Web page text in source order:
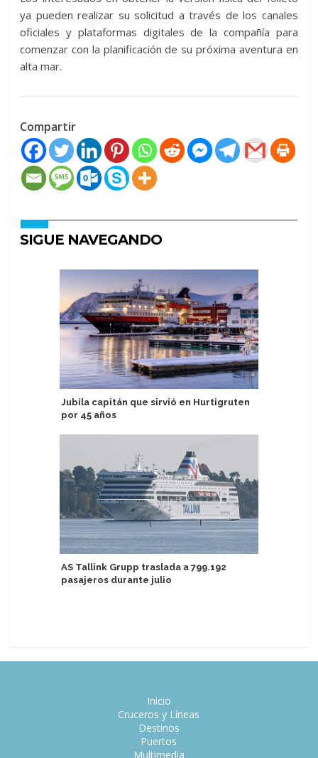
ya pueden realizar su solicitud a través de los canales
oficiales y plataformas digitales de la compañía para
comenzar con la planificación de su próxima aventura en
alta mar.
Compartir
SIGUE NAVEGANDO
Jubila capitán que sirvió en Hurtigruten
por 45 años
AS Tallink Grupp traslada a 799.192
pasajeros durante julio
Inicio
Cruceros y Líneas
Destinos
Puertos
Multimedia